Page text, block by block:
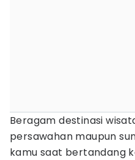
Beragam destinasi
persawahan maupun
kamu saat bertandang